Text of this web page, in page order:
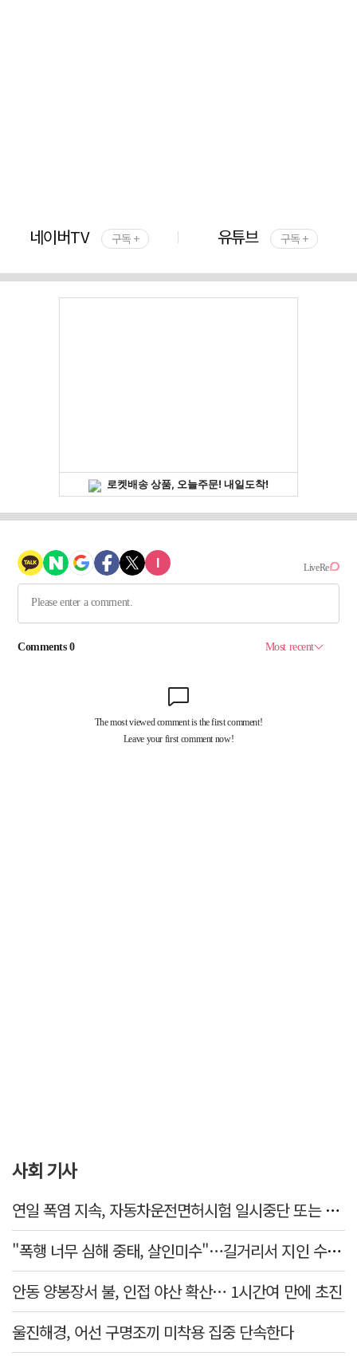
네이버TV 구독 + 유튜브 구독 +
사회 기사
연일 폭염 지속, 자동차운전면허시험 일시중단 또는 축소 운영
"폭행 너무 심해 중태, 살인미수"…길거리서 지인 수십회 때린 50대 '긴급체포'
안동 양봉장서 불, 인접 야산 확산… 1시간여 만에 초진
울진해경, 어선 구명조끼 미착용 집중 단속한다